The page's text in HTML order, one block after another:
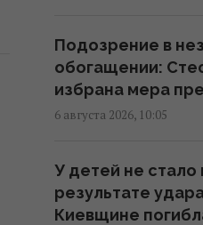
нанесет удар в
– СМИ
15:40 четверг, 06 августа
за оборонным
его задержали
15:34 четверг, 06 августа
Подозрение в
обогащении:
избрана мера
6 августа 2026, 10:05
У детей не стало
результате
Киевщине